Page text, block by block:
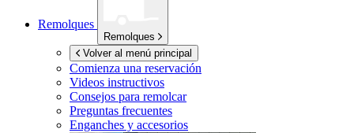
Remolques
Remolques
Volver al menú principal
Comienza una reservación
Videos instructivos
Consejos para remolcar
Preguntas frecuentes
Enganches y accesorios